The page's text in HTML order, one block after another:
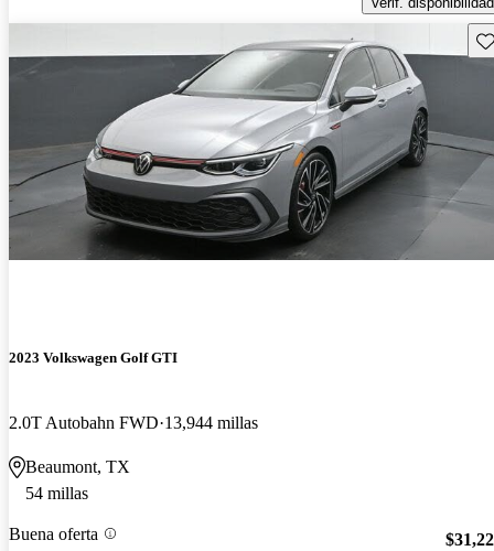
2023 Volkswagen Golf GTI
2.0T Autobahn FWD 13,944 millas
Beaumont, TX
54 millas
Buena oferta